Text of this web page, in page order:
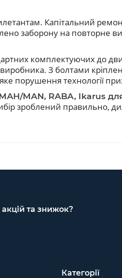
Капітальний
заборону на
комплектуючих до
З болтами
порушення технології
МАН/MAN, RABA, Ikarus
зроблений правильно,
та знижок?
Категорії